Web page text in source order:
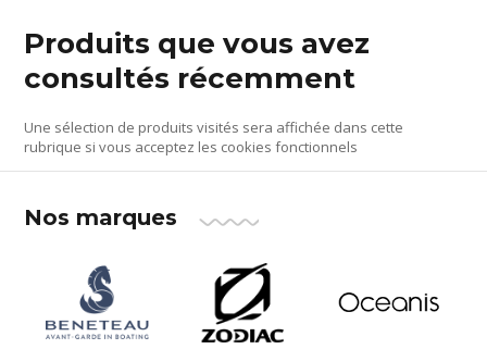
Produits que vous avez
consultés récemment
Une sélection de produits visités sera affichée dans cette
rubrique si vous acceptez les cookies fonctionnels
Nos marques